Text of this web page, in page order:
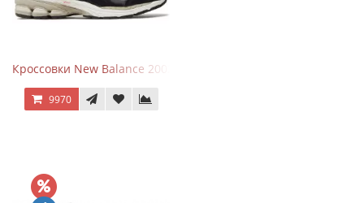
Кроссовки New Balance 2002R Protection Pack Black Grey
9970